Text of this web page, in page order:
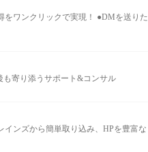
をワンクリックで実現！ ●DMを送りた
も寄り添うサポート&コンサル
ンズから簡単取り込み、HPを豊富な